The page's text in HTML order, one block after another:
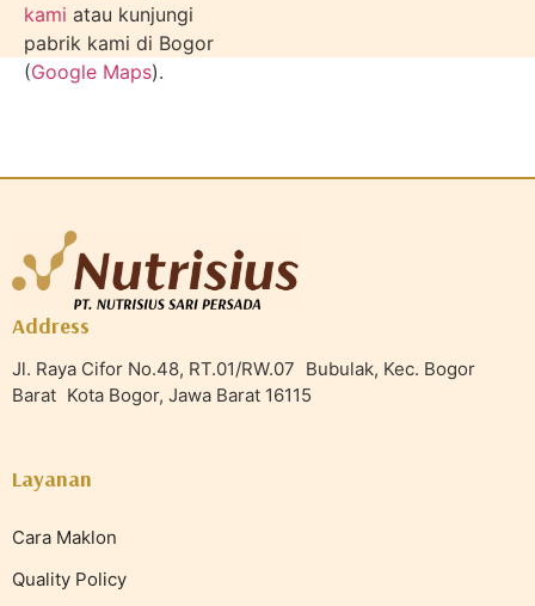
kami atau kunjungi
pabrik kami di Bogor
(Google Maps).
Address
Jl. Raya Cifor No.48, RT.01/RW.07 Bubulak, Kec. Bogor
Barat Kota Bogor, Jawa Barat 16115
Layanan
Cara Maklon
Quality Policy